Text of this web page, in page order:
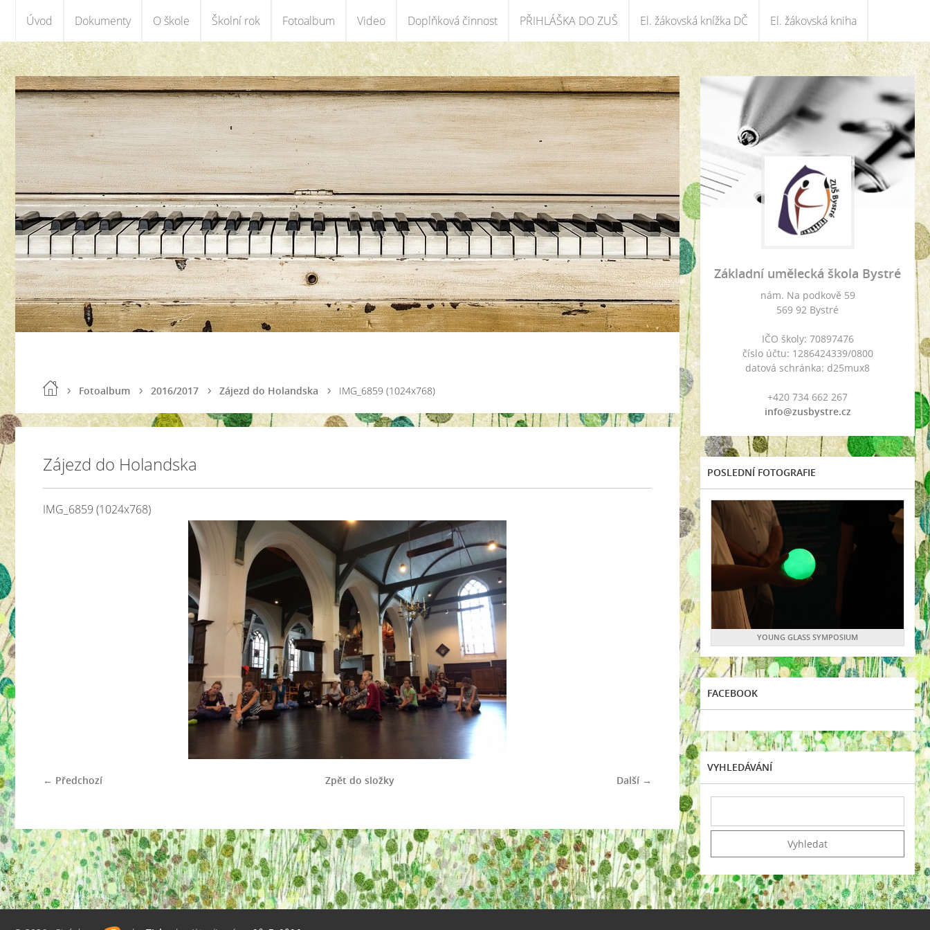
Úvod Dokumenty O škole Školní rok Fotoalbum Video Doplňková činnost PŘIHLÁŠKA DO ZUŠ El. žákovská knížka DČ El. žákovská kniha
Fotoalbum 2016/2017 Zájezd do Holandska IMG_6859 (1024x768)
Zájezd do Holandska
IMG_6859 (1024x768)
← Předchozí Další →
Zpět do složky
Základní umělecká škola Bystré
nám. Na podkově 59
569 92 Bystré
IČO školy: 70897476
číslo účtu: 1286424339/0800
datová schránka: d25mux8
+420 734 662 267
info@zusbystre.cz
POSLEDNÍ FOTOGRAFIE
YOUNG GLASS SYMPOSIUM
FACEBOOK
VYHLEDÁVÁNÍ